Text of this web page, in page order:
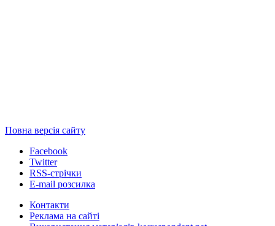
Повна версія сайту
Facebook
Twitter
RSS-стрічки
E-mail розсилка
Контакти
Реклама на сайті